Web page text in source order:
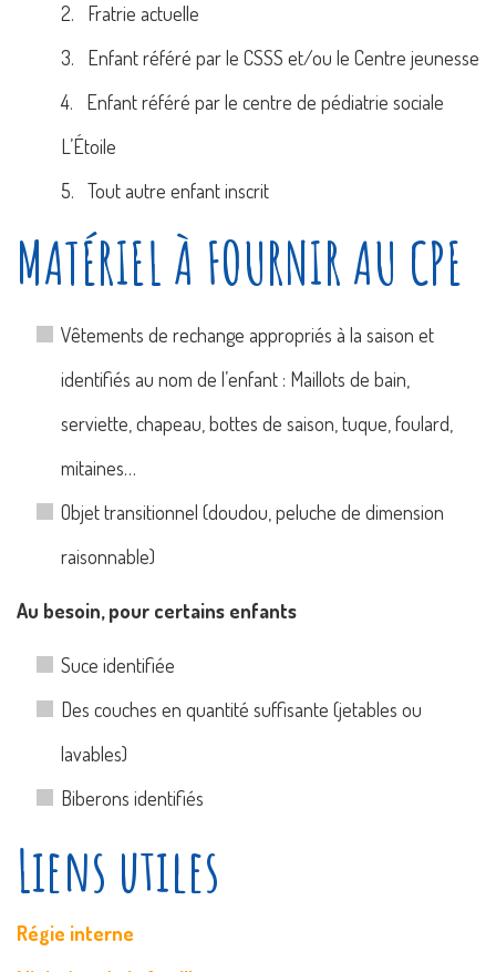
2. Fratrie actuelle
3. Enfant référé par le CSSS et/ou le Centre jeunesse
4. Enfant référé par le centre de pédiatrie sociale
L’Étoile
5. Tout autre enfant inscrit
MATÉRIEL À FOURNIR AU CPE
Vêtements de rechange appropriés à la saison et
identifiés au nom de l’enfant : Maillots de bain,
serviette, chapeau, bottes de saison, tuque, foulard,
mitaines…
Objet transitionnel (doudou, peluche de dimension
raisonnable)
Au besoin, pour certains enfants
Suce identifiée
Des couches en quantité suffisante (jetables ou
lavables)
Biberons identifiés
Liens utiles
Régie interne